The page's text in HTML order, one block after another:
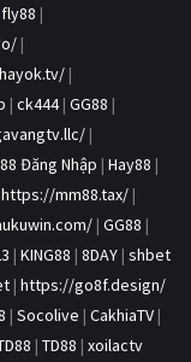
fly88 |
|
|
| ck444| GG88 |
|
Đăng Nhập | Hay88 |
https://mm88.tax/ |
| GG88 |
| KING88 | 8DAY | shbet
| https://go8f.design/
| Socolive | CakhiaTV |
| TD88 | xoilactv